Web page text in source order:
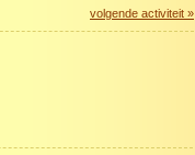
volgende activiteit »